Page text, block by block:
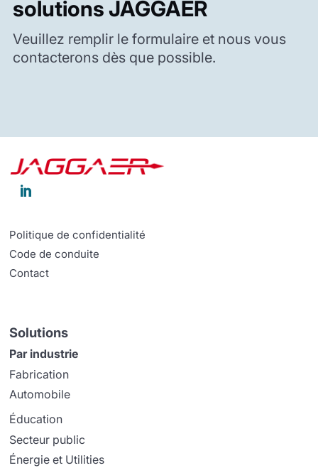
solutions JAGGAER
Veuillez remplir le formulaire et nous vous
contacterons dès que possible.

Politique de confidentialité
Code de conduite
Contact
Solutions
Par industrie
Fabrication
Automobile
Éducation
Secteur public
Énergie et Utilities